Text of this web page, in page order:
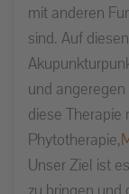
mit anderen
sind. Auf
und
diese Therapie
Phytotherapie,
Unser Ziel ist